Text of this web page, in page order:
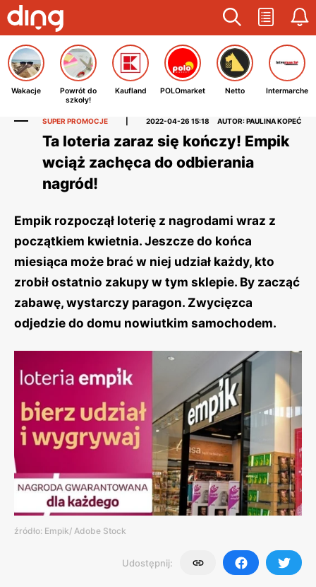
Wakacje
Powrót do
szkoły!
Kaufland POLOmarket Netto Intermarche
SUPER PROMOCJE 2022-04-26 15:18 AUTOR: PAULINA KOPEĆ
Ta loteria zaraz się kończy! Empik
wciąż zachęca do odbierania
nagród!
Empik rozpoczął loterię z nagrodami wraz z
początkiem kwietnia. Jeszcze do końca
miesiąca może brać w niej udział każdy, kto
zrobił ostatnio zakupy w tym sklepie. By zacząć
zabawę, wystarczy paragon. Zwycięzca
odjedzie do domu nowiutkim samochodem.
źródło: Empik/ Adobe Stock
Udostępnij: